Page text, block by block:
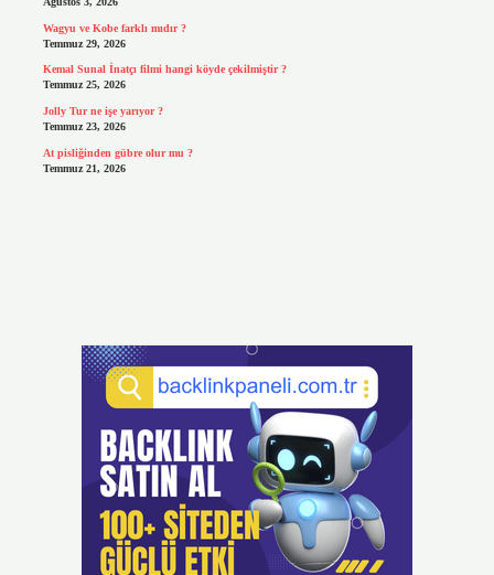
Wagyu ve Kobe farklı mıdır ?
Temmuz 29, 2026
Kemal Sunal İnatçı filmi hangi köyde çekilmiştir ?
Temmuz 25, 2026
Jolly Tur ne işe yarıyor ?
Temmuz 23, 2026
At pisliğinden gübre olur mu ?
Temmuz 21, 2026